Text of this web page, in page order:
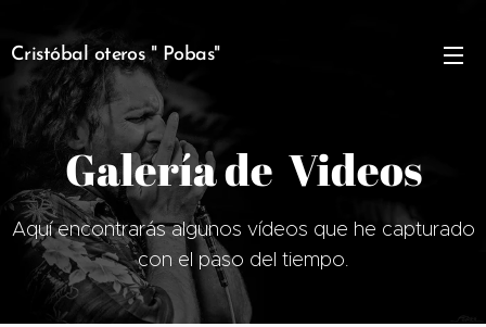
Cristóbal oteros " Pobas"
Galería de Videos
Aquí encontrarás algunos vídeos que he capturado
con el paso del tiempo.